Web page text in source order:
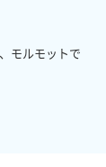
モルモットで